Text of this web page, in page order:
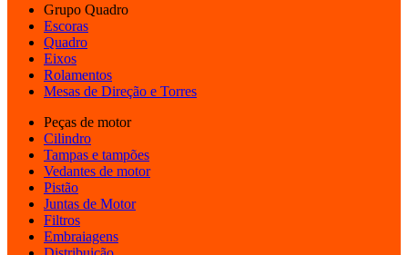
Grupo Quadro
Escoras
Quadro
Eixos
Rolamentos
Mesas de Direção e Torres
Peças de motor
Cilindro
Tampas e tampões
Vedantes de motor
Pistão
Juntas de Motor
Filtros
Embraiagens